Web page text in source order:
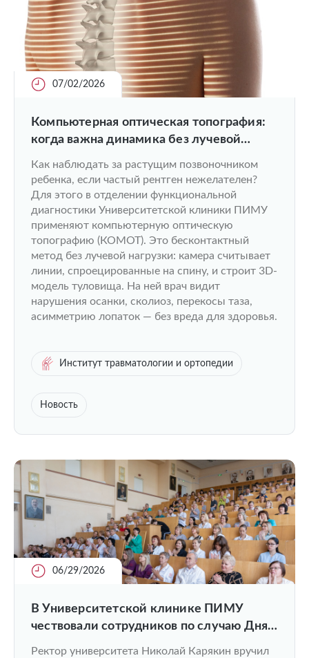
07/02/2026
Компьютерная оптическая топография:
когда важна динамика без лучевой
нагрузки
Как наблюдать за растущим позвоночником
ребенка, если частый рентген нежелателен?
Для этого в отделении функциональной
диагностики Университетской клиники ПИМУ
применяют компьютерную оптическую
топографию (КОМОТ). Это бесконтактный
метод без лучевой нагрузки: камера считывает
линии, спроецированные на спину, и строит 3D-
модель туловища. На ней врач видит
нарушения осанки, сколиоз, перекосы таза,
асимметрию лопаток — без вреда для здоровья.
Институт травматологии и ортопедии
Новость
06/29/2026
В Университетской клинике ПИМУ
чествовали сотрудников по случаю Дня
Ректор университета Николай Карякин вручил